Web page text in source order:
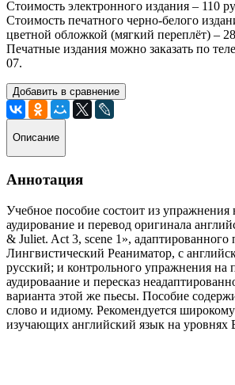
Стоимость электронного издания – 110
Стоимость печатного черно-белого
цветной обложкой (мягкий переплёт) –
Печатные издания можно заказать по
07.
Добавить в сравнение
Описание
Аннотация
Учебное пособие состоит из упражнения
аудирование и перевод оригинала
& Juliet. Act 3, scene 1»,
Лингвистический Реаниматор, с
русский; и контрольного упражнения на
аудироваание и пересказ
варианта этой же пьесы. Пособие
слово и идиому. Рекомендуется
изучающих английский язык на